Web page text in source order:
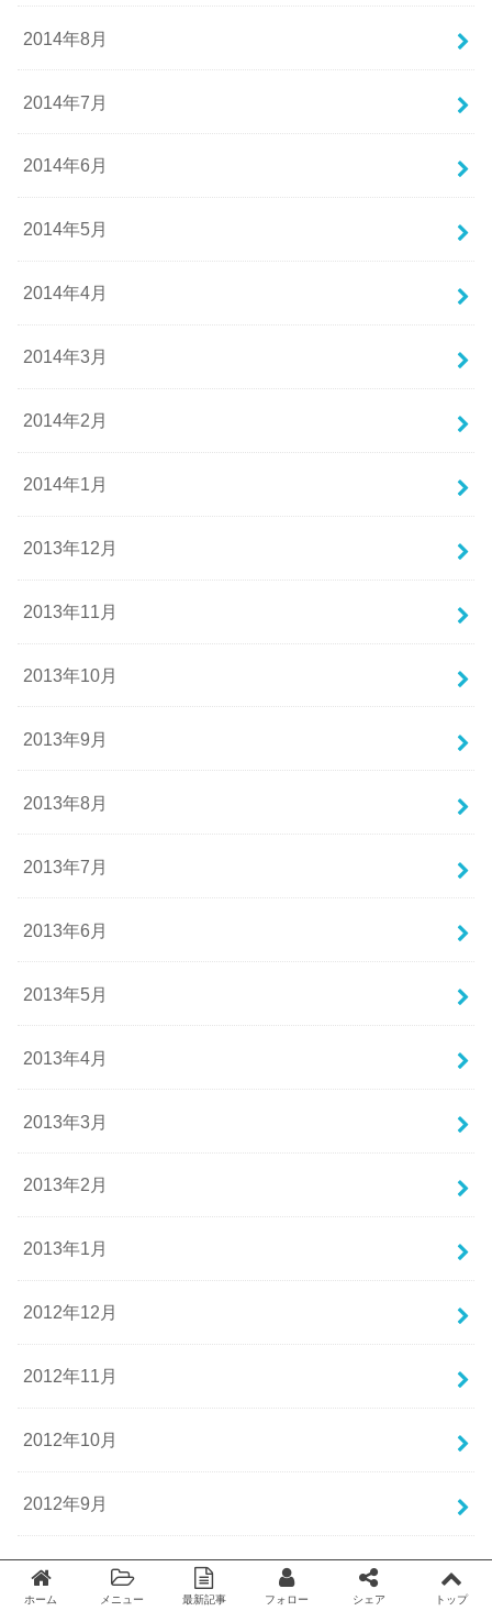
2014年8月
2014年7月
2014年6月
2014年5月
2014年4月
2014年3月
2014年2月
2014年1月
2013年12月
2013年11月
2013年10月
2013年9月
2013年8月
2013年7月
2013年6月
2013年5月
2013年4月
2013年3月
2013年2月
2013年1月
2012年12月
2012年11月
2012年10月
2012年9月
2012年8月
ホーム メニュー 最新記事 フォロー シェア トップ
Twitter facebook